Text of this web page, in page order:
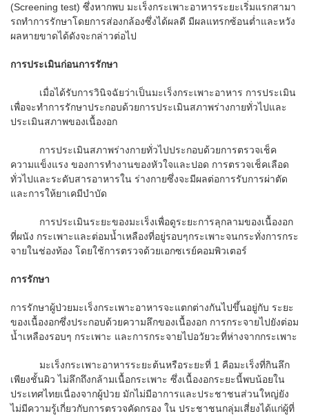
(Screening test) ซึ่งหากพบ มะเร็งกระเพาะอาหารระยะเริ่มแรกสามา
รถทําการรักษาโดยการส่องกล้องซึ่งได้ผลดี มีผลแทรกซ้อนต่ำและหวัง
ผลหายขาดได้ดังจะกล่าวต่อไป
การประเมินก่อนการรักษา
เมื่อได้รับการวินิจฉัยว่าเป็นมะเร็งกระเพาะอาหาร การประเมิน
เพื่อจะทําการรักษาประกอบด้วยการประเมินสภาพร่างกายทั่วไปและ
ประเมินสภาพของเนื้องอก
การประเมินสภาพร่างกายทั่วไปประกอบด้วยการตรวจเช็ค
ความแข็งแรง ของการทํางานของหัวใจและปอด การตรวจเช็คเลือด
ทั่วไปและระดับสารอาหารใน ร่างกายซึ่งจะมีผลต่อการรับการผ่าตัด
และการให้ยาเคมีบําบัด
การประเมินระยะของมะเร็งเพื่อดูระยะการลุกลามของเนื้องอก
ที่ผนัง กระเพาะและต่อมน้ำเหลืองที่อยู่รอบๆกระเพาะจนกระทั่งการกระ
จายในช่องท้อง โดยใช้การตรวจด้วยเอกซเรย์คอมพิวเตอร์
การรักษา
การรักษาผู้ป่วยมะเร็งกระเพาะอาหารจะแตกต่างกันไปขึ้นอยู่กับ ระยะ
ของเนื้องอกซึ่งประกอบด้วยความลึกของเนื้องอก การกระจายไปยังต่อม
น้ำเหลืองรอบๆ กระเพาะ และการกระจายไปอวัยวะที่ห่างจากกระเพาะ
มะเร็งกระเพาะอาหารระยะต้นหรือระยะที่ 1 คือมะเร็งที่กินลึก
เพียงชั้นผิว ไม่ลึกถึงกล้ามเนื้อกระเพาะ ซึ่งเนื้องอกระยะนี้พบน้อยใน
ประเทศไทยเนื่องจากผู้ป่วย มักไม่มีอาการและประชาชนส่วนใหญ่ยัง
ไม่มีความรู้เกี่ยวกับการตรวจคัดกรอง ใน ประชาชนกลุ่มเสี่ยงได้แก่ผู้ที่